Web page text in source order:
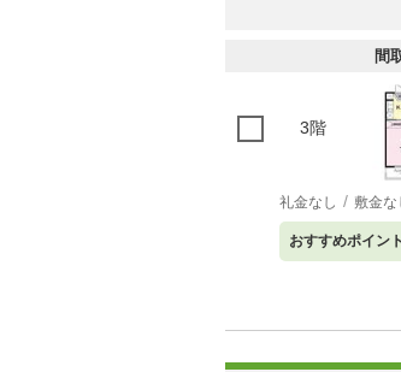
間
3階
礼金なし 敷金な
おすすめポイント